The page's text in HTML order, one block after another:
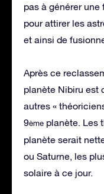
pas à générer
pour attirer les
et ainsi de
Après ce
planète Nibiru est
autres «
9ème planète. Les
planète serait
ou Saturne, les
solaire à ce jour.